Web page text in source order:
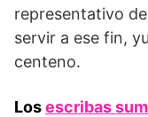
representativo
servir a ese fin,
centeno.
Losescribas